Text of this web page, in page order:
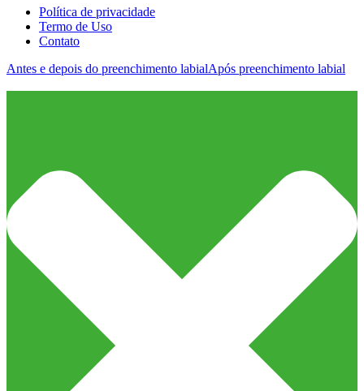
Política de privacidade
Termo de Uso
Contato
Antes e depois do preenchimento labialApós preenchimento labial